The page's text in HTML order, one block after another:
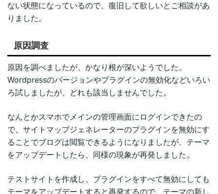
ない状態になっているので、復旧して欲しいとご相談があ
りました。
原因調査
原因を調べましたが、かなり根が深いようでした。
Wordpressのバージョンやプラグインの無効化などいろい
ろ試しましたが、どれも該当しませんでした。
なんとかスマホでメインの管理画面にログインできたの
で、サイトマップジェネレーターのプラグインを無効にす
ることでブログは閲覧できるようになりましたが、テーマ
をアップデートしたら、同様の現象が再発しました。
テストサイトを作成し、プラグインをすべて無効にしても
テーマをアップデートすると再発するので、テーマの新し